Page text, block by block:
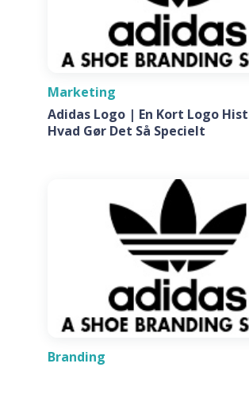
Marketing
Adidas Logo | En Kort Logo
Hvad Gør Det Så Specielt
Branding